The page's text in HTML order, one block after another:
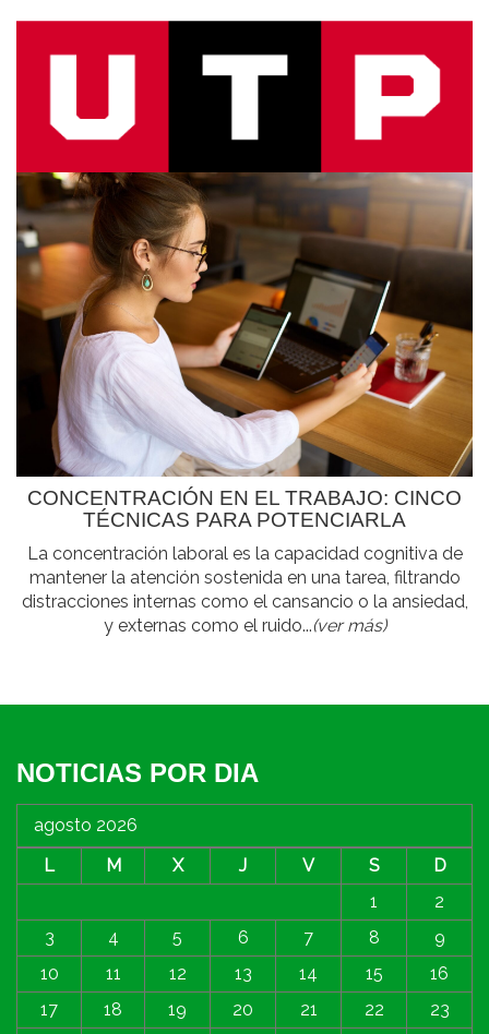
CONCENTRACIÓN EN EL TRABAJO: CINCO
TÉCNICAS PARA POTENCIARLA
La concentración laboral es la capacidad cognitiva de
mantener la atención sostenida en una tarea, filtrando
distracciones internas como el cansancio o la ansiedad,
y externas como el ruido...(ver más)
NOTICIAS POR DIA
agosto 2026
L
M X J V S
D
1
2
3
4 5 6 7 8
9
10
11 12 13 14 15
16
17
18 19 20 21 22 23